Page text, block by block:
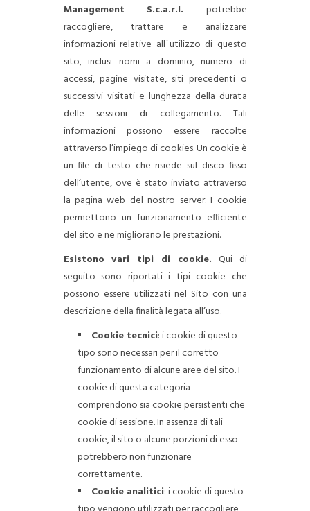
Management S.c.a.r.l. potrebbe
raccogliere, trattare e analizzare
informazioni relative all´utilizzo di questo
sito, inclusi nomi a dominio, numero di
accessi, pagine visitate, siti precedenti o
successivi visitati e lunghezza della durata
delle sessioni di collegamento. Tali
informazioni possono essere raccolte
attraverso l’impiego di cookies. Un cookie è
un file di testo che risiede sul disco fisso
dell’utente, ove è stato inviato attraverso
la pagina web del nostro server. I cookie
permettono un funzionamento efficiente
del sito e ne migliorano le prestazioni.
Esistono vari tipi di cookie. Qui di
seguito sono riportati i tipi cookie che
possono essere utilizzati nel Sito con una
descrizione della finalità legata all’uso.
Cookie tecnici: i cookie di questo
tipo sono necessari per il corretto
funzionamento di alcune aree del sito. I
cookie di questa categoria
comprendono sia cookie persistenti che
cookie di sessione. In assenza di tali
cookie, il sito o alcune porzioni di esso
potrebbero non funzionare
correttamente.
Cookie analitici: i cookie di questo